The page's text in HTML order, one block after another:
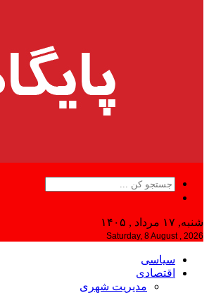
شنبه, ۱۷ مرداد , ۱۴۰۵
Saturday, 8 August , 2026
سیاسی
اقتصادی
مدیریت شهری